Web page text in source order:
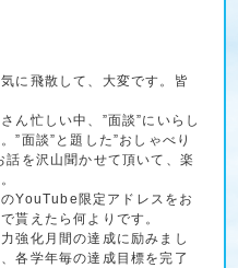
に飛散して、大変です。皆
ん忙しい中、”面談”にいらし
”面談”と題した”おしゃべり
話を沢山聞かせて頂いて、楽
YouTube限定アドレスをお
貰えたら何よりです。
強化月間の達成に励みまし
各学年毎の達成目標を完了